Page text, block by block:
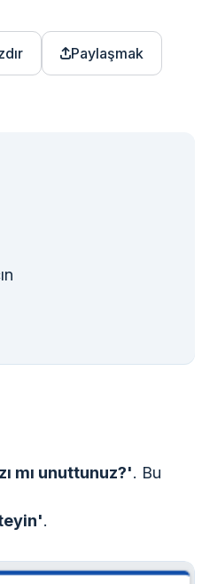
Paylaşmak
mı unuttunuz?'. Bu
.